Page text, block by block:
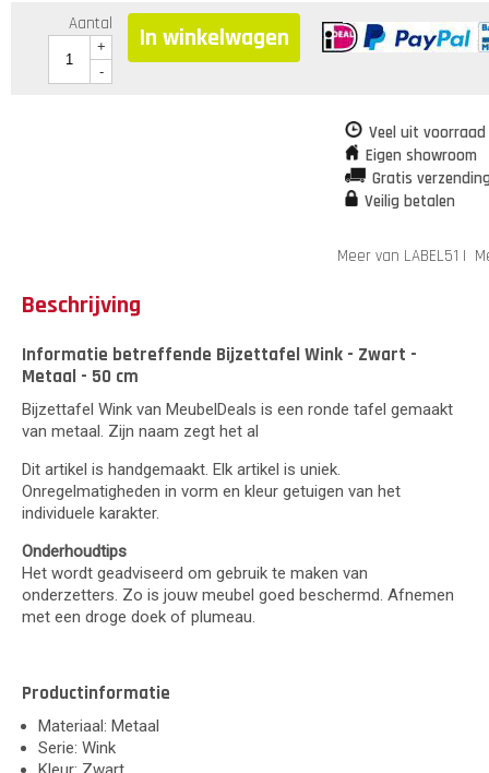
Aantal
+
-
In winkelwagen
Veel uit
Eigen showroom
Gratis
Veilig betalen
Meer van LABEL51 |
Beschrijving
Informatie betreffende Bijzettafel Wink - Zwart -
Metaal - 50 cm
Bijzettafel Wink van MeubelDeals is een ronde tafel gemaakt
van metaal. Zijn naam zegt het al
Dit artikel is handgemaakt. Elk artikel is uniek.
Onregelmatigheden in vorm en kleur getuigen van het
individuele karakter.
Onderhoudtips
Het wordt geadviseerd om gebruik te maken van
onderzetters. Zo is jouw meubel goed beschermd. Afnemen
met een droge doek of plumeau.
Productinformatie
Materiaal: Metaal
Serie: Wink